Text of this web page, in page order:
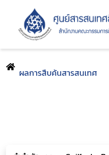
ผลการสืบค้นสารสนเทศ